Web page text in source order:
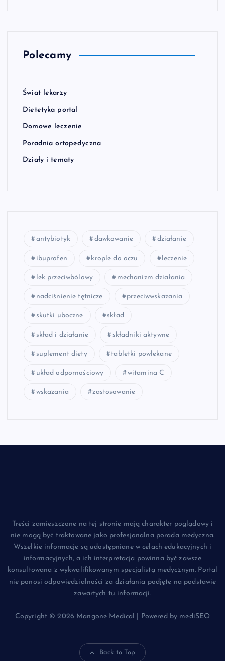
Polecamy
Świat lekarzy
Dietetyka portal
Domowe leczenie
Poradnia ortopedyczna
Działy i tematy
antybiotyk dawkowanie działanie
ibuprofen krople do oczu leczenie
lek przeciwbólowy mechanizm działania
nadciśnienie tętnicze przeciwwskazania
skutki uboczne skład
skład i działanie składniki aktywne
suplement diety tabletki powlekane
układ odpornościowy witamina C
wskazania zastosowanie
Treści zamieszczone na tej stronie mają charakter poglądowy i
nie mogą być traktowane jako profesjonalna porada medyczna.
Wszelkie informacje są udostępniane w celach edukacyjnych i
informacyjnych, a ich interpretacja powinna być zawsze
konsultowana z wykwalifikowanym specjalistą medycznym. Portal
nie ponosi odpowiedzialności za działania podjęte na podstawie
zawartych tu informacji.
Copyright © 2026 Mangone Medical | Powered by mediSEO
Back to Top